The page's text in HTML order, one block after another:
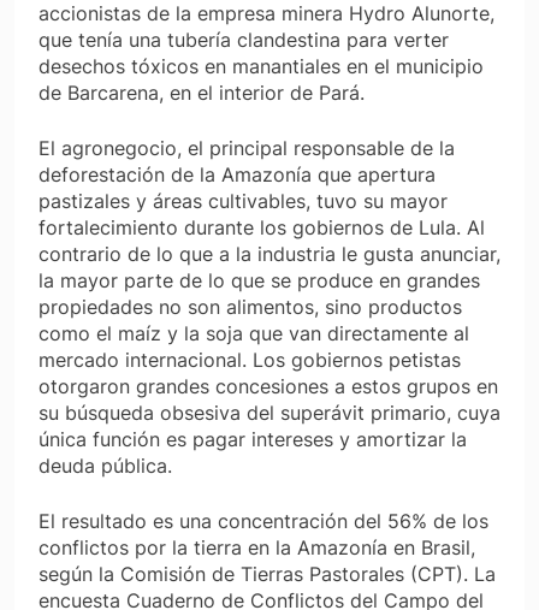
accionistas de la empresa minera Hydro Alunorte,
que tenía una tubería clandestina para verter
desechos tóxicos en manantiales en el municipio
de Barcarena, en el interior de Pará.
El agronegocio, el principal responsable de la
deforestación de la Amazonía que apertura
pastizales y áreas cultivables, tuvo su mayor
fortalecimiento durante los gobiernos de Lula. Al
contrario de lo que a la industria le gusta anunciar,
la mayor parte de lo que se produce en grandes
propiedades no son alimentos, sino productos
como el maíz y la soja que van directamente al
mercado internacional. Los gobiernos petistas
otorgaron grandes concesiones a estos grupos en
su búsqueda obsesiva del superávit primario, cuya
única función es pagar intereses y amortizar la
deuda pública.
El resultado es una concentración del 56% de los
conflictos por la tierra en la Amazonía en Brasil,
según la Comisión de Tierras Pastorales (CPT). La
encuesta Cuaderno de Conflictos del Campo del